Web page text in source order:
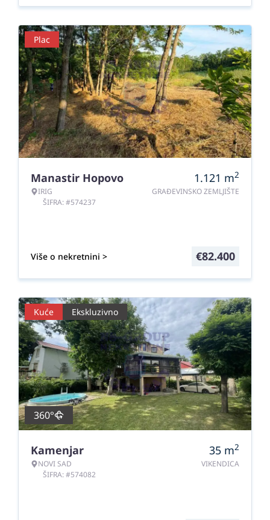
Plac
Manastir Hopovo
IRIG
ŠIFRA: #574237
1.121 m2
GRAĐEVINSKO ZEMLJIŠTE
Više o nekretnini > €82.400
Kuće Ekskluzivno
360°
Kamenjar
NOVI SAD
ŠIFRA: #574082
35 m2
VIKENDICA